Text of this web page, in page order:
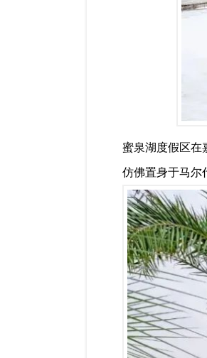
蜜泉湖度假区在
仿佛置身于马尔